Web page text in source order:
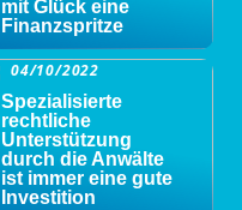
mit Glück eine
Finanzspritze
04/10/2022
Spezialisierte
rechtliche
Unterstützung
durch die Anwälte
ist immer eine gute
Investition